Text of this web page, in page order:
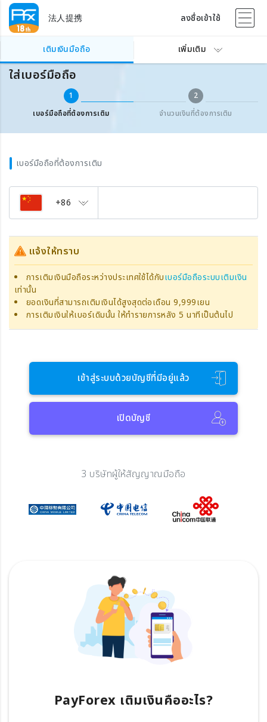
法人提携 ลงชื่อเข้าใช้
เติมเงินมือถือ เพิ่มเติม
เติมเงินเบอร์มือถือต่างประเทศ
ใส่เบอร์มือถือ
1
เบอร์มือถือที่ต้องการเติม
2
จำนวนเงินที่ต้องการเติม
เบอร์มือถือที่ต้องการเติม
+86
แจ้งให้ทราบ
การเติมเงินมือถือระหว่างประเทศใช้ได้กับเบอร์มือถือระบบเติมเงิน
เท่านั้น
ยอดเงินที่สามารถเติมเงินได้สูงสุดต่อเดือน 9,999เยน
การเติมเงินให้เบอร์เดิมนั้น ให้ทำรายการหลัง 5 นาทีเป็นต้นไป
เข้าสู่ระบบด้วยบัญชีที่มีอยู่แล้ว
เปิดบัญชี
3 บริษัทผู้ให้สัญญาณมือถือ
PayForex เติมเงินคืออะไร?